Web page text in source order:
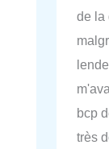
de la
bcp
très